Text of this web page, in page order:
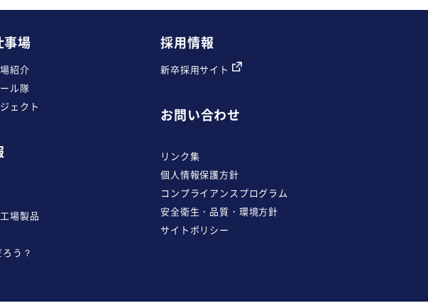
事場
紹介
ル隊
ェクト
場製品
う？
採用情報
新卒採用サイト
お問い合わせ
リンク集
個人情報保護方針
コンプライアンスプログラム
安全衛生・品質・環境方針
サイトポリシー